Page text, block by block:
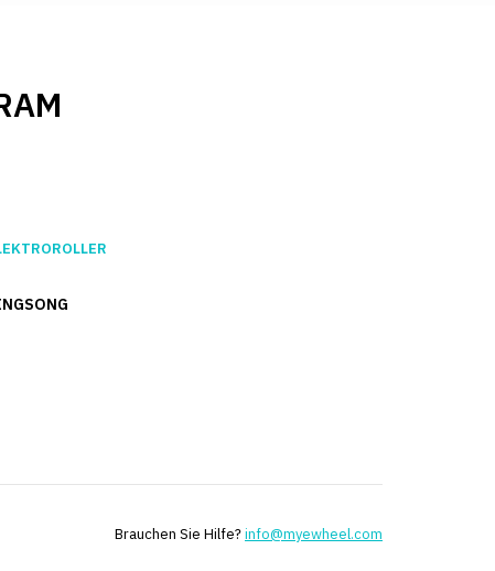
Brauchen Sie Hilfe?info@myewheel.com